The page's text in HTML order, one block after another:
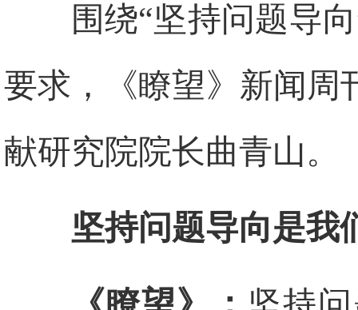
围绕“坚持问题导
要求，《瞭望》新闻周
献研究院院长曲青山。
坚持问题导向是我